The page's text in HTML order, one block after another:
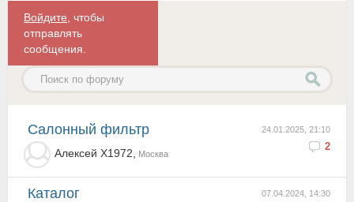
Войдите , чтобы
отправлять
сообщения.
24.01.2025, 21:10
2
Салонный фильтр
Алексей Х1972, Москва
07.04.2024, 14:30
Каталог